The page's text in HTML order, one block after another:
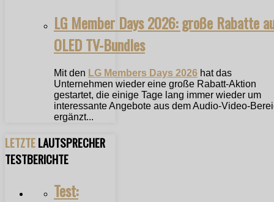
LG Member Days 2026: große Rabatte
OLED TV-Bundles
Mit den LG Members Days 2026 hat das
Unternehmen wieder eine große Rabatt-Aktion
gestartet, die einige Tage lang immer wieder um
interessante Angebote aus dem Audio-Video-
ergänzt...
LETZTELAUTSPRECHER
TESTBERICHTE
Test: